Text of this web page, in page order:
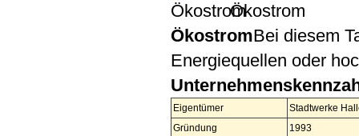
Ökostrom
ÖkostromBei diesem
Energiequellen oder
Eigentümer
Stadtwerke
Gründung
1993